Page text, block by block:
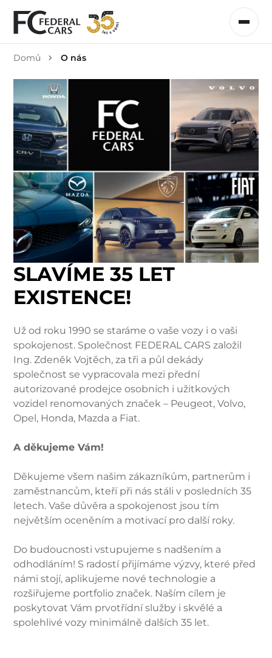
Domů O nás
SLAVÍME 35 LET
EXISTENCE!
Už od roku 1990 se staráme o vaše vozy i o vaši
spokojenost. Společnost FEDERAL CARS založil
Ing. Zdeněk Vojtěch, za tři a půl dekády
společnost se vypracovala mezi přední
autorizované prodejce osobních i užitkových
vozidel renomovaných značek – Peugeot, Volvo,
Opel, Honda, Mazda a Fiat.
A děkujeme Vám!
Děkujeme všem našim zákazníkům, partnerům i
zaměstnancům, kteří při nás stáli v posledních 35
letech. Vaše důvěra a spokojenost jsou tím
největším oceněním a motivací pro další roky.
Do budoucnosti vstupujeme s nadšením a
odhodláním! S radostí přijímáme výzvy, které před
námi stojí, aplikujeme nové technologie a
rozšiřujeme portfolio značek. Naším cílem je
poskytovat Vám prvotřídní služby i skvělé a
spolehlivé vozy minimálně dalších 35 let.